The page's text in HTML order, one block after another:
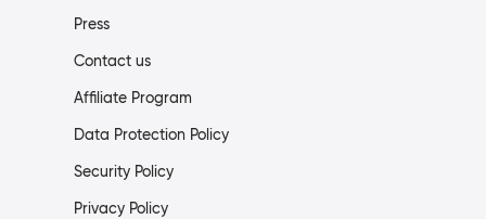
Press
Contact us
Affiliate Program
Data Protection Policy
Security Policy
Privacy Policy